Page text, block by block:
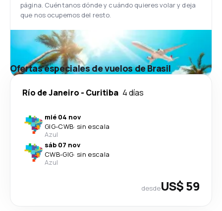
página. Cuéntanos dónde y cuándo quieres volar y deja
que nos ocupemos del resto.
Ofertas especiales de vuelos de Brasil
Río de Janeiro - Curitiba 4 días
mié 04 nov
GIG-CWB· sin escala
Azul
sáb 07 nov
CWB-GIG· sin escala
Azul
desdeUS$ 59